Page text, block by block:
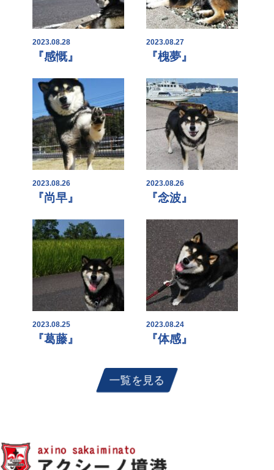
2023.08.28
『感慨』
2023.08.27
『槐夢』
2023.08.26
『尚早』
2023.08.26
『念波』
2023.08.25
『葛藤』
2023.08.24
『体感』
一覧を見る